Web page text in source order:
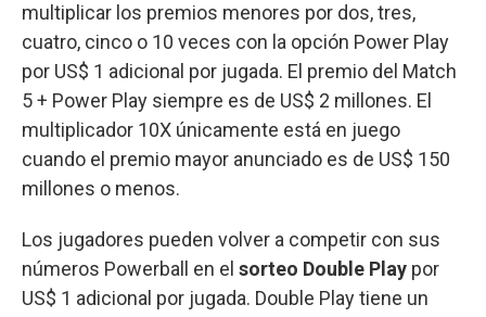
multiplicar los premios menores por dos, tres,
cuatro, cinco o 10 veces con la opción Power Play
por US$ 1 adicional por jugada. El premio del Match
5 + Power Play siempre es de US$ 2 millones. El
multiplicador 10X únicamente está en juego
cuando el premio mayor anunciado es de US$ 150
millones o menos.
Los jugadores pueden volver a competir con sus
números Powerball en el sorteo Double Play por
US$ 1 adicional por jugada. Double Play tiene un